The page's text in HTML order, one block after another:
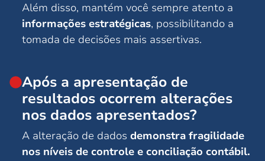
Além disso, mantém você sempre atento a
informações estratégicas, possibilitando a
tomada de decisões mais assertivas.
Após a apresentação de
resultados ocorrem alterações
nos dados apresentados?
A alteração de dados demonstra fragilidade
nos níveis de controle e conciliação contábil.